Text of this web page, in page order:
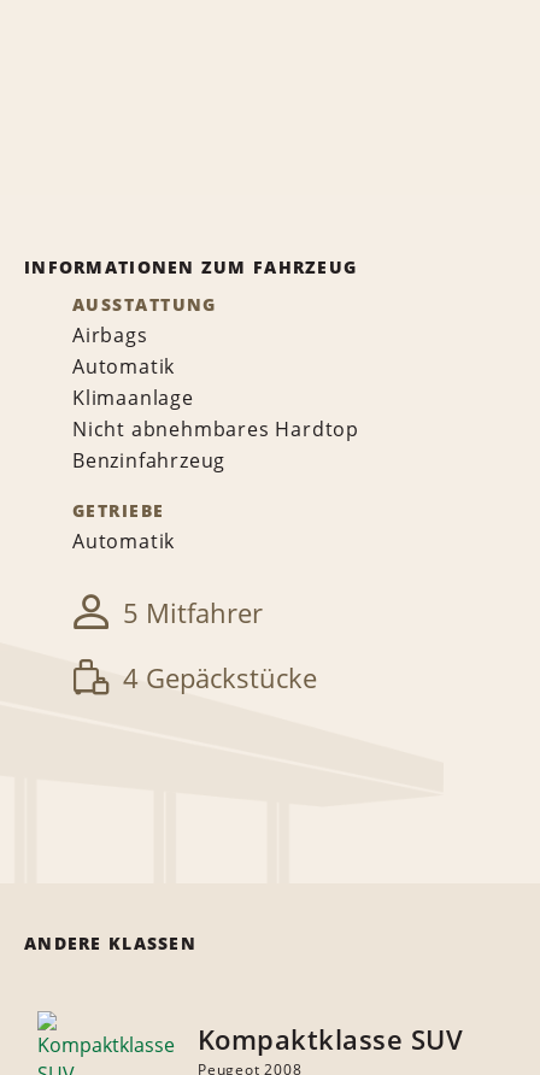
INFORMATIONEN ZUM FAHRZEUG
AUSSTATTUNG
Airbags
Automatik
Klimaanlage
Nicht abnehmbares Hardtop
Benzinfahrzeug
GETRIEBE
Automatik
5 Mitfahrer
4 Gepäckstücke
ANDERE KLASSEN
Kompaktklasse SUV
Peugeot 2008